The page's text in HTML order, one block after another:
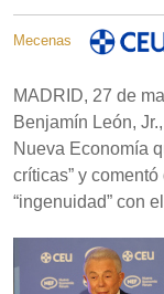
Mecenas
MADRID, 27 de
Benjamín León,
Nueva Economía
críticas” y
“ingenuidad” con